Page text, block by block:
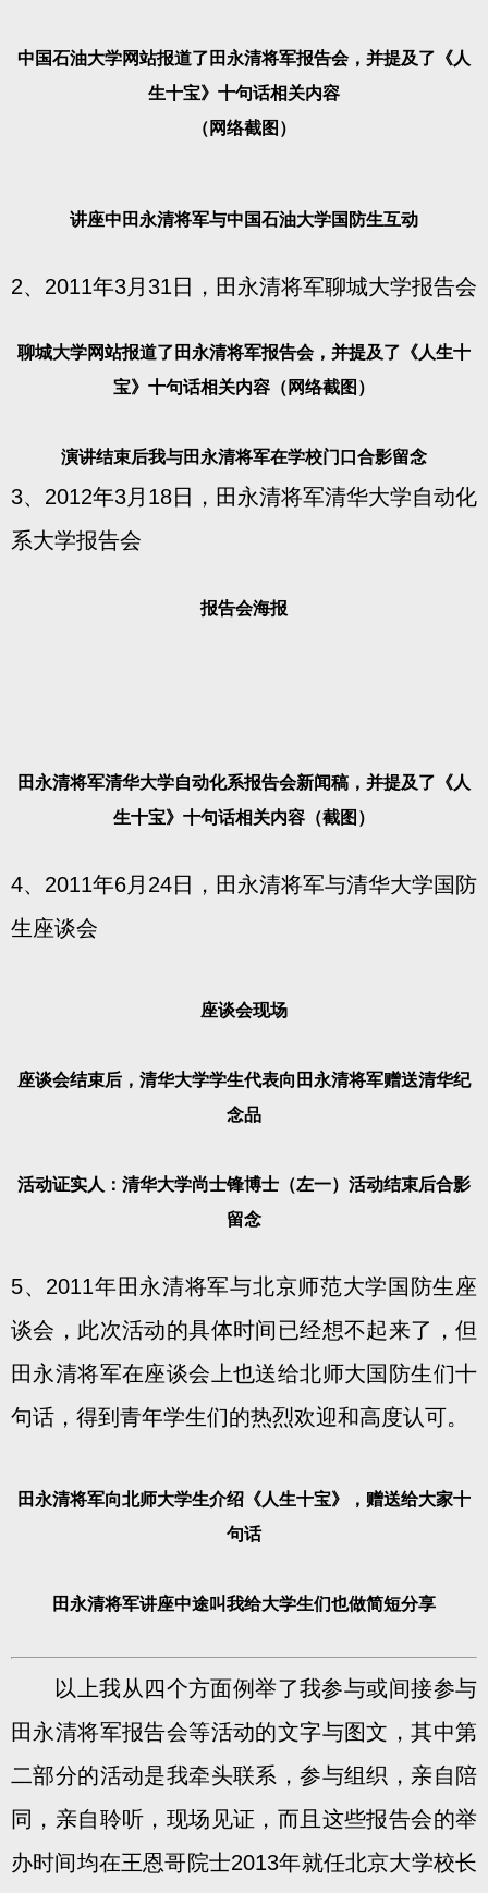
中国石油大学网站报道了田永清将军报告会，并提及了《人
生十宝》十句话相关内容
（网络截图）
讲座中田永清将军与中国石油大学国防生互动
2、2011年3月31日，田永清将军聊城大学报告会
聊城大学网站报道了田永清将军报告会，并提及了《人生十
宝》十句话相关内容（网络截图）
演讲结束后我与田永清将军在学校门口合影留念
3、2012年3月18日，田永清将军清华大学自动化
系大学报告会
报告会海报
田永清将军清华大学自动化系报告会新闻稿，并提及了《人
生十宝》十句话相关内容（截图）
4、2011年6月24日，田永清将军与清华大学国防
生座谈会
座谈会现场
座谈会结束后，清华大学学生代表向田永清将军赠送清华纪
念品
活动证实人：清华大学尚士锋博士（左一）活动结束后合影
留念
5、2011年田永清将军与北京师范大学国防生座
谈会，此次活动的具体时间已经想不起来了，但
田永清将军在座谈会上也送给北师大国防生们十
句话，得到青年学生们的热烈欢迎和高度认可。
田永清将军向北师大学生介绍《人生十宝》，赠送给大家十
句话
田永清将军讲座中途叫我给大学生们也做简短分享
以上我从四个方面例举了我参与或间接参与
田永清将军报告会等活动的文字与图文，其中第
二部分的活动是我牵头联系，参与组织，亲自陪
同，亲自聆听，现场见证，而且这些报告会的举
办时间均在王恩哥院士2013年就任北京大学校长